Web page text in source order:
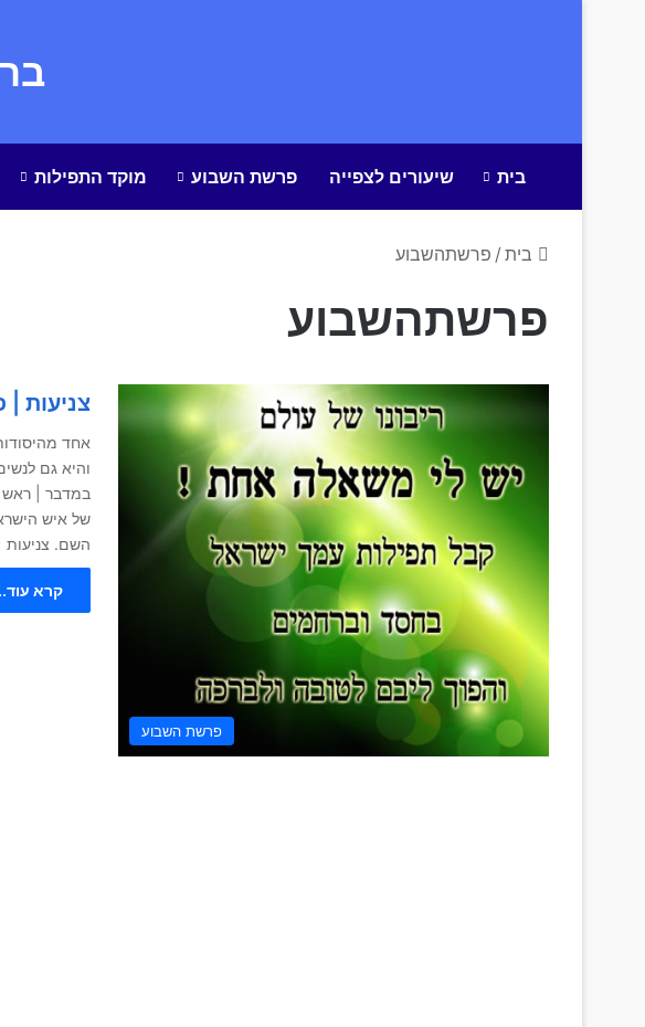
בית שיעורים לצפייה פרשת השבוע מוקד התפילות
בית / פרשתהשבוע
פרשתהשבוע
פרשת השבוע
צניעות
אחד
והיא גם
במדבר | ראש
של איש
השם.
קרא